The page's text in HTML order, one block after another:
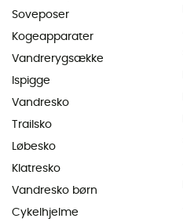
Soveposer
Kogeapparater
Vandrerygsække
Ispigge
Vandresko
Trailsko
Løbesko
Klatresko
Vandresko børn
Cykelhjelme